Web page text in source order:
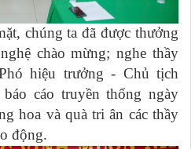
ta đã được thưởng
chào mừng; nghe thầy
hiệu trưởng - Chủ tịch
cáo truyền thống ngày
hoa và quà tri ân các thầy
động.